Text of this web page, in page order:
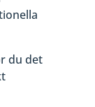
du det